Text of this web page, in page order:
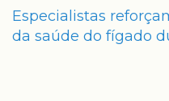
Especialistas
da saúde do fígado